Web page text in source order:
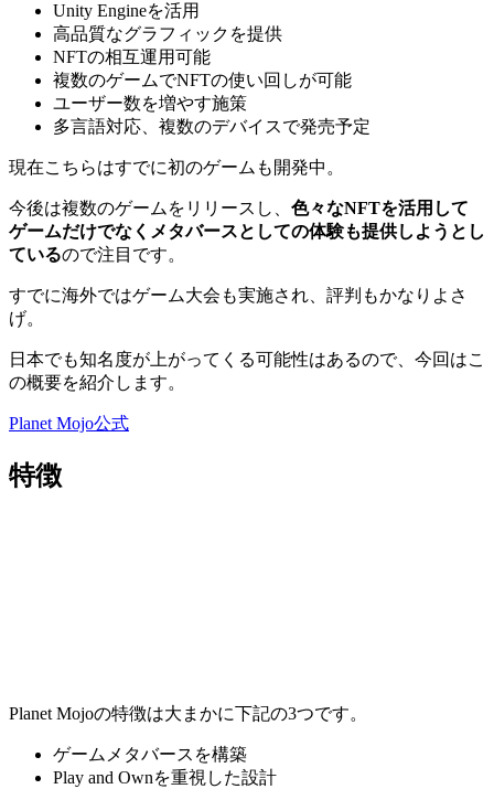
Unity Engineを活用
高品質なグラフィックを提供
NFTの相互運用可能
複数のゲームでNFTの使い回しが可能
ユーザー数を増やす施策
多言語対応、複数のデバイスで発売予定
現在こちらはすでに初のゲームも開発中。
今後は複数のゲームをリリースし、 色々なNFTを活用して
ゲームだけでなくメタバースとしての体験も提供しようとし
ているので注目です。
すでに海外ではゲーム大会も実施され、評判もかなりよさ
げ。
日本でも知名度が上がってくる可能性はあるので、今回はこ
の概要を紹介します。
Planet Mojo公式
特徴
Planet Mojoの特徴は大まかに下記の3つです。
ゲームメタバースを構築
Play and Ownを重視した設計